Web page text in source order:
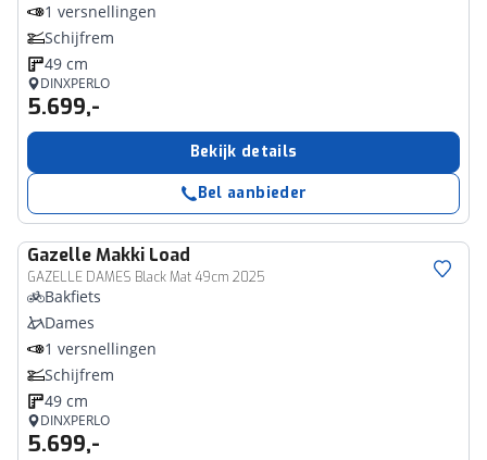
1 versnellingen
Schijfrem
49 cm
DINXPERLO
5.699,-
Bekijk details
Bel aanbieder
GazelleMakki Load
GAZELLE DAMES Black Mat 49cm 2025
Bakfiets
Dames
1 versnellingen
Schijfrem
49 cm
DINXPERLO
5.699,-